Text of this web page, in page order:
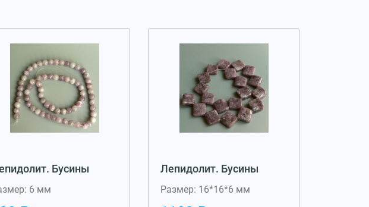
Бусины
6 мм
Лепидолит. Бусины
Размер: 16*16*6 мм